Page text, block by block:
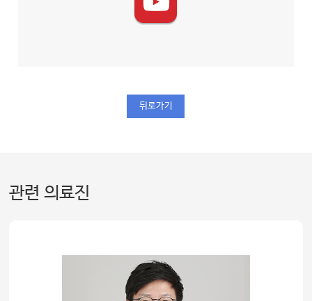
뒤로가기
관련 의료진